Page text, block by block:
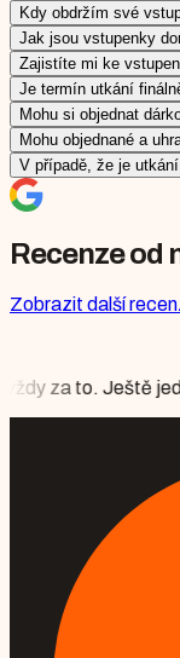
Kdy obdržím své
Jak jsou vstupenky
Zajistíte mi ke
Je termín utkání
Mohu si objednat
Mohu objednané a
V případě, že je
Recenze od
Zobrazit další
díky za dobře